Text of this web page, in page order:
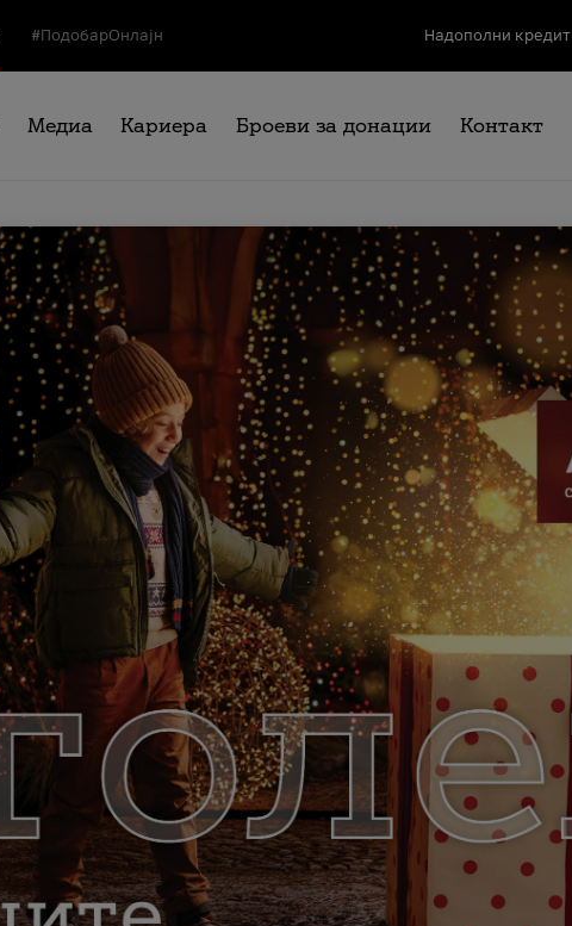
#ПодобарОнлајн Надополни кредит
Медиа Кариера Броеви за донации Контакт